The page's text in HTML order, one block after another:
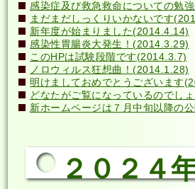
感染症及び救急救命についての勉
まだまだしっくりいかないです
新年度が始まりました(2014.4.14)
感染性胃腸炎大発生！(2014.3.29)
このHPは試験段階です(2014.3.7)
ノロウィルス狂想曲！(2014.1.28)
明けましておめでとうございます
どなたがご覧になっているのでし
新ホームページは７月中旬以降の
２０２４